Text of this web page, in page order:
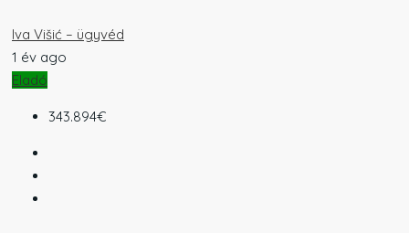
Iva Višić – ügyvéd
1 év ago
Eladó
343.894€